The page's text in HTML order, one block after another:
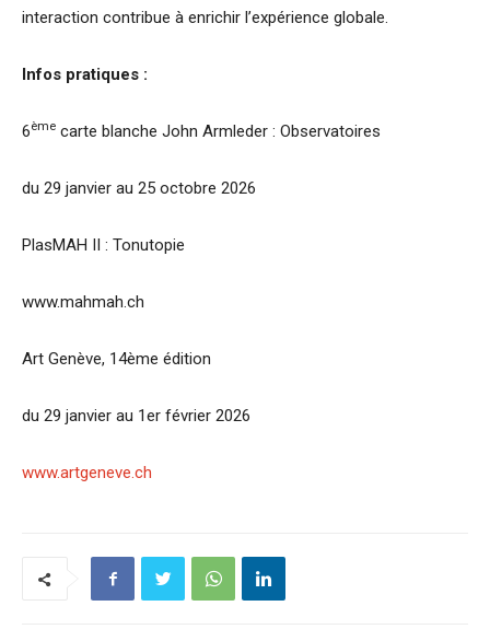
interaction contribue à enrichir l’expérience globale.
Infos pratiques :
6ème carte blanche John Armleder : Observatoires
du 29 janvier au 25 octobre 2026
PlasMAH II : Tonutopie
www.mahmah.ch
Art Genève, 14ème édition
du 29 janvier au 1er février 2026
www.artgeneve.ch